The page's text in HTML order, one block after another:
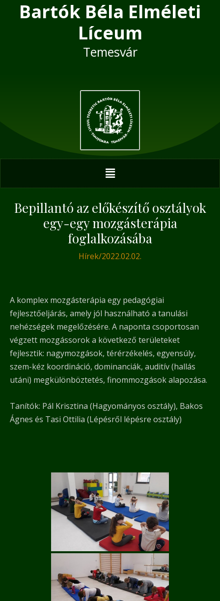
Bartók Béla Elméleti
Líceum
Temesvár
Menu
Bepillantó az előkészítő osztályok
egy-egy mozgásterápia
foglalkozásába
Hírek/2022.02.02.
A komplex mozgásterápia egy pedagógiai
fejlesztőeljárás, amely jól használható a tanulási
nehézségek megelőzésére. A naponta csoportosan
végzett mozgássorok a következő területeket
fejlesztik: nagymozgások, térérzékelés, egyensúly,
szem-kéz koordináció, dominanciák, auditív (hallás
utáni) megkülönböztetés, finommozgások alapozása.
Tanítók: Pál Krisztina (Hagyományos osztály), Bakos
Ágnes és Tasi Ottilia (Lépésről lépésre osztály)
Post
navigation